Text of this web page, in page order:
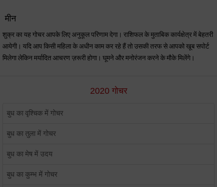
मीन
शुक्र का यह गोचर आपके लिए अनुकूल परिणाम देगा। राशिफल के मुताबिक कार्यक्षेत्र में बेहतरी
आयेगी। यदि आप किसी महिला के अधीन काम कर रहे हैं तो उसकी तरफ से आपको खूब सपोर्ट
मिलेगा लेकिन मर्यादित आचरण ज़रूरी होगा। घूमने और मनोरंजन करने के मौके मिलेंगे।
2020 गोचर
बुध का वृश्चिक में गोचर
बुध का तुला में गोचर
बुध का मेष में उदय
बुध का कुम्भ में गोचर